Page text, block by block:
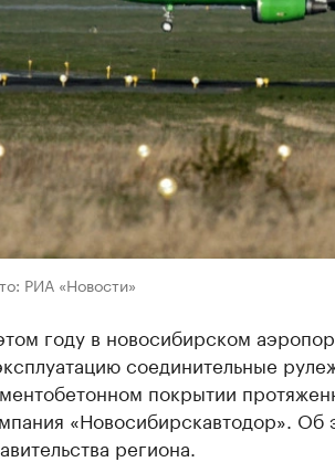
РИА «Новости»
году в новосибирском
соединительные
покрытии
«Новосибирскавтодор». Об
региона.